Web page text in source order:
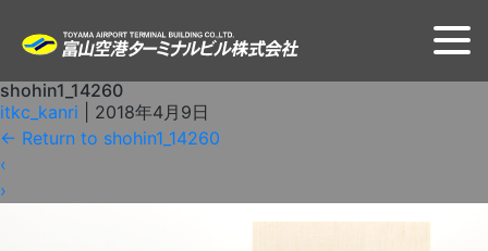
shohin1_14260
itkc_kanri
2018年4月9日
← Return to shohin1_14260
‹
›